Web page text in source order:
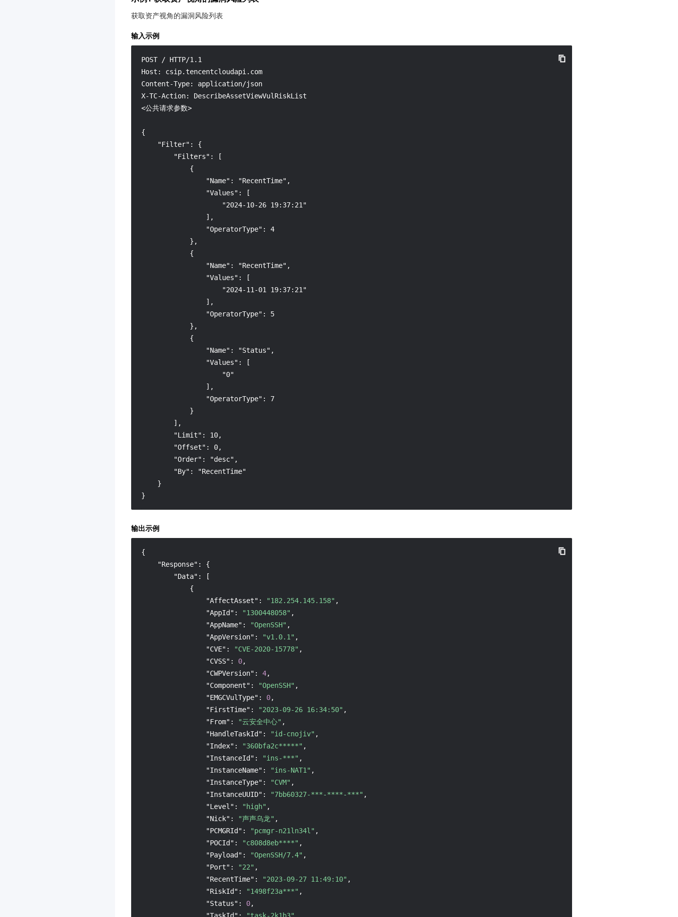
获取资产视角的漏洞风险列表
输入示例
POST / HTTP/1.1
Host: csip.tencentcloudapi.com
Content-Type: application/json
X-TC-Action: DescribeAssetViewVulRiskList
<公共请求参数>
{
    "Filter": {
        "Filters": [
            {
                "Name": "RecentTime",
                "Values": [
                    "2024-10-26 19:37:21"
                ],
                "OperatorType": 4
            },
            {
                "Name": "RecentTime",
                "Values": [
                    "2024-11-01 19:37:21"
                ],
                "OperatorType": 5
            },
            {
                "Name": "Status",
                "Values": [
                    "0"
                ],
                "OperatorType": 7
            }
        ],
        "Limit": 10,
        "Offset": 0,
        "Order": "desc",
        "By": "RecentTime"
    }
}
输出示例
{
"Response" :
{
"Data" :
[
{
"AffectAsset" : "182.254.145.158" ,
"AppId" : "1300448058" ,
"AppName" : "OpenSSH" ,
"AppVersion" : "v1.0.1" ,
"CVE" : "CVE-2020-15778" ,
"CVSS" : 0,
"CWPVersion" : 4,
"Component" : "OpenSSH" ,
"EMGCVulType" : 0,
"FirstTime" : "2023-09-26 16:34:50" ,
"From" : "云安全中心" ,
"HandleTaskId" : "id-cnojiv" ,
"Index" : "360bfa2c*****" ,
"InstanceId" : "ins-***" ,
"InstanceName" : "ins-NAT1" ,
"InstanceType" : "CVM" ,
"InstanceUUID" : "7bb60327-***-****-***" ,
"Level" : "high" ,
"Nick" : "声声乌龙" ,
"PCMGRId" : "pcmgr-n21ln34l" ,
"POCId" : "c808d8eb****" ,
"Payload" : "OpenSSH/7.4" ,
"Port" : "22" ,
"RecentTime" : "2023-09-27 11:49:10" ,
"RiskId" : "1498f23a***" ,
"Status" : 0,